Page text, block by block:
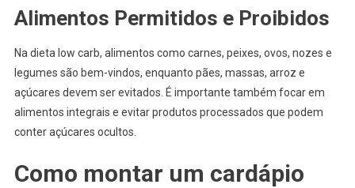
Alimentos Permitidos e Proibidos
Na dieta low carb, alimentos como carnes, peixes, ovos, nozes e
legumes são bem-vindos, enquanto pães, massas, arroz e
açúcares devem ser evitados. É importante também focar em
alimentos integrais e evitar produtos processados que podem
conter açúcares ocultos.
Como montar um cardápio